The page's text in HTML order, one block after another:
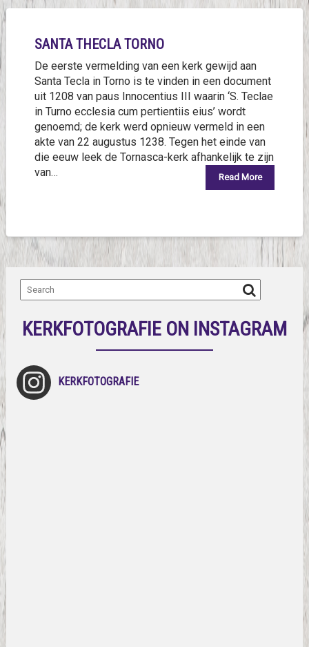
SANTA THECLA TORNO
De eerste vermelding van een kerk gewijd aan
Santa Tecla in Torno is te vinden in een document
uit 1208 van paus Innocentius III waarin ‘S. Teclae
in Turno ecclesia cum pertientiis eius’ wordt
genoemd; de kerk werd opnieuw vermeld in een
akte van 22 augustus 1238. Tegen het einde van
die eeuw leek de Tornasca-kerk afhankelijk te zijn
van…
Read More
KERKFOTOGRAFIE ON INSTAGRAM
KERKFOTOGRAFIE